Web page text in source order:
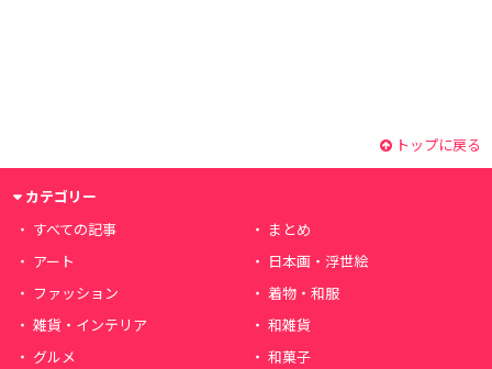
トップに戻る
カテゴリー
すべての記事
まとめ
アート
日本画・浮世絵
ファッション
着物・和服
雑貨・インテリア
和雑貨
グルメ
和菓子